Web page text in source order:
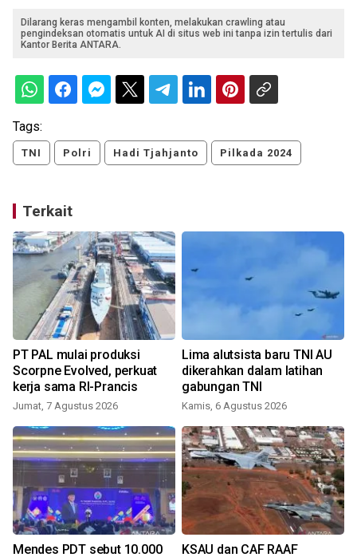
Dilarang keras mengambil konten, melakukan crawling atau
pengindeksan otomatis untuk AI di situs web ini tanpa izin tertulis dari
Kantor Berita ANTARA.
Tags:
TNI Polri Hadi Tjahjanto Pilkada 2024
Terkait
PT PAL mulai produksi
Scorpne Evolved, perkuat
kerja sama RI-Prancis
Jumat, 7 Agustus 2026
Lima alutsista baru TNI AU
dikerahkan dalam latihan
gabungan TNI
Kamis, 6 Agustus 2026
Mendes PDT sebut 10.000 KSAU dan CAF RAAF